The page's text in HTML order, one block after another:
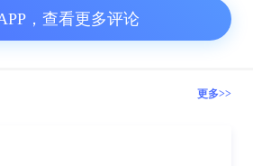
，查看更多评论
更多>>